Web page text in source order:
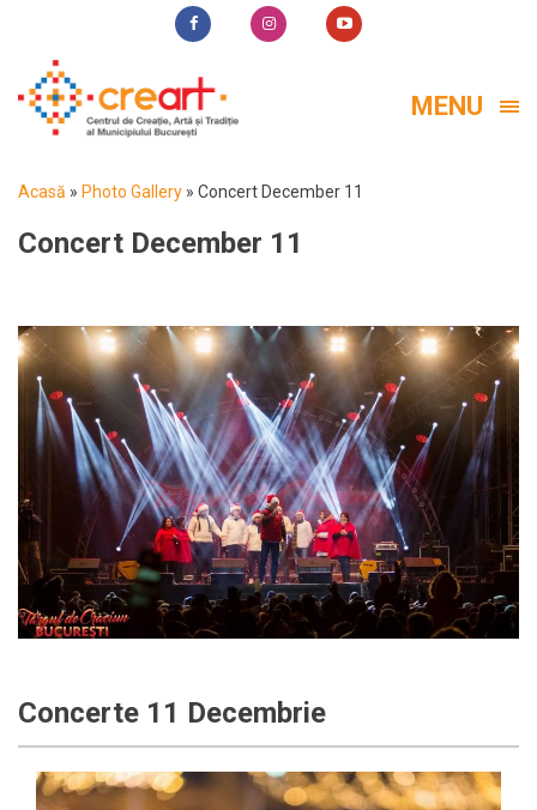
MENU
Acasă » Photo Gallery » Concert December 11
Concert December 11
Concerte 11 Decembrie